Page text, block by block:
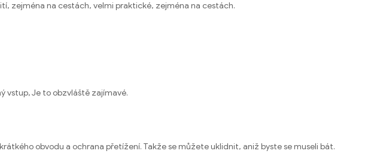
zejména na cestách, velmi praktické, zejména na cestách.
vstup, Je to obzvláště zajímavé.
obvodu a ochrana přetížení. Takže se můžete uklidnit, aniž byste se museli bát.